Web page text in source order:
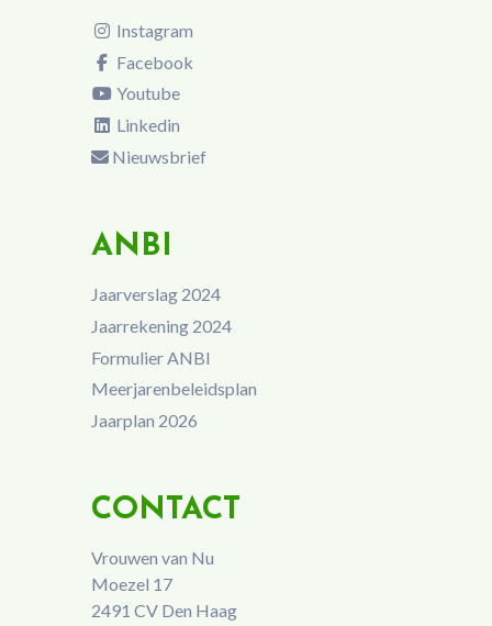
Instagram
Facebook
Youtube
Linkedin
Nieuwsbrief
ANBI
Jaarverslag 2024
Jaarrekening 2024
Formulier ANBI
Meerjarenbeleidsplan
Jaarplan 2026
CONTACT
Vrouwen van Nu
Moezel 17
2491 CV Den Haag